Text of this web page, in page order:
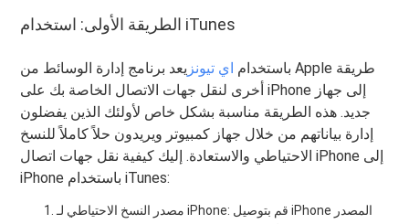
الطريقة الأولى: استخدام iTunes
باستخدام اي تيونز يعد برنامج إدارة الوسائط من Apple طريقة
أخرى لنقل جهات الاتصال الخاصة بك على iPhone إلى جهاز
جديد. هذه الطريقة مناسبة بشكل خاص لأولئك الذين يفضلون
إدارة بياناتهم من خلال جهاز كمبيوتر ويريدون حلاً كاملاً للنسخ
الاحتياطي والاستعادة. إليك كيفية نقل جهات اتصال iPhone إلى
iPhone باستخدام iTunes:
مصدر النسخ الاحتياطي لـ iPhone: قم بتوصيل iPhone المصدر